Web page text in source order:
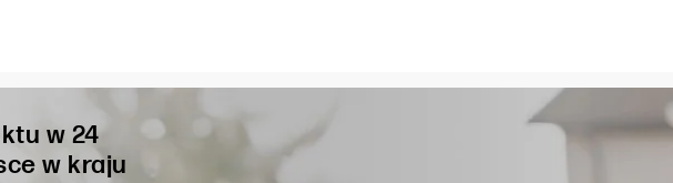
w 24
w kraju